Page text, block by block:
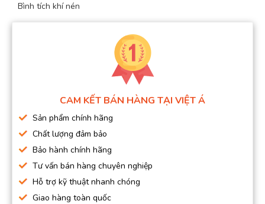
Bình tích khí nén
CAM KẾT BÁN HÀNG TẠI VIỆT Á
Sản phẩm chính hãng
Chất lượng đảm bảo
Bảo hành chính hãng
Tư vấn bán hàng chuyên nghiệp
Hỗ trợ kỹ thuật nhanh chóng
Giao hàng toàn quốc